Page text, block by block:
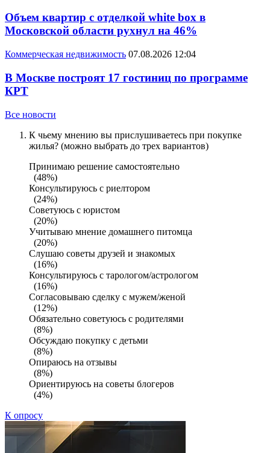
Объем квартир с отделкой white box в
Московской области рухнул на 46%
Коммерческая недвижимость 07.08.2026 12:04
В Москве построят 17 гостиниц по программе
КРТ
Все новости
К чьему мнению вы прислушиваетесь при покупке
жилья? (можно выбрать до трех вариантов)
Принимаю решение самостоятельно
(48%)
Консультируюсь с риелтором
(24%)
Советуюсь с юристом
(20%)
Учитываю мнение домашнего питомца
(20%)
Слушаю советы друзей и знакомых
(16%)
Консультируюсь с тарологом/астрологом
(16%)
Согласовываю сделку с мужем/женой
(12%)
Обязательно советуюсь с родителями
(8%)
Обсуждаю покупку с детьми
(8%)
Опираюсь на отзывы
(8%)
Ориентируюсь на советы блогеров
(4%)
К опросу